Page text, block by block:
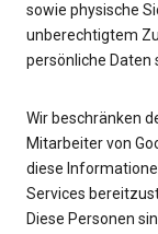
sowie physische
unberechtigtem
persönliche Daten
Wir beschränken
Mitarbeiter von
diese
Services
Diese Personen